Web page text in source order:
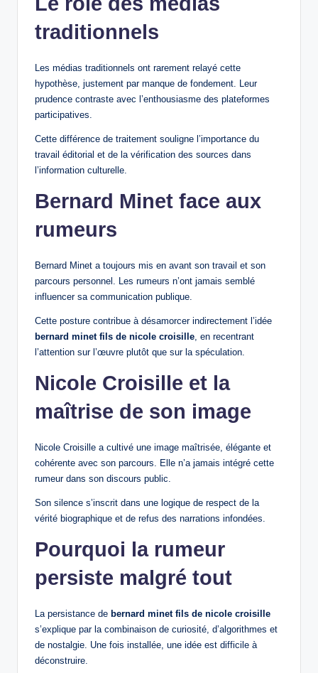
traditionnels
Les médias traditionnels ont rarement relayé cette
hypothèse, justement par manque de fondement. Leur
prudence contraste avec l’enthousiasme des plateformes
participatives.
Cette différence de traitement souligne l’importance du
travail éditorial et de la vérification des sources dans
l’information culturelle.
Bernard Minet face aux
rumeurs
Bernard Minet a toujours mis en avant son travail et son
parcours personnel. Les rumeurs n’ont jamais semblé
influencer sa communication publique.
Cette posture contribue à désamorcer indirectement l’idée
bernard minet fils de nicole croisille, en recentrant
l’attention sur l’œuvre plutôt que sur la spéculation.
Nicole Croisille et la
maîtrise de son image
Nicole Croisille a cultivé une image maîtrisée, élégante et
cohérente avec son parcours. Elle n’a jamais intégré cette
rumeur dans son discours public.
Son silence s’inscrit dans une logique de respect de la
vérité biographique et de refus des narrations infondées.
Pourquoi la rumeur
persiste malgré tout
La persistance de bernard minet fils de nicole croisille
s’explique par la combinaison de curiosité, d’algorithmes et
de nostalgie. Une fois installée, une idée est difficile à
déconstruire.